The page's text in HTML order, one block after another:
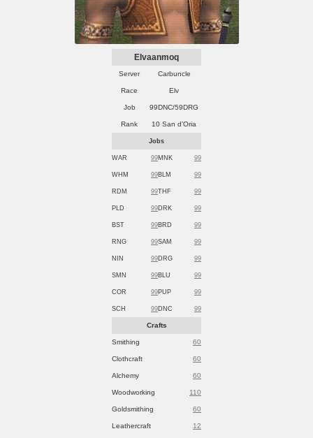
Elvaanmoq
Server Carbuncle
Race Elv
Job 99DNC/59DRG
Rank 10 San d'Oria
Jobs
WAR 99MNK 99
WHM 99BLM 99
RDM 99THF 99
PLD 99DRK 99
BST 99BRD 99
RNG 99SAM 99
NIN 99DRG 99
SMN 99BLU 99
COR 99PUP 99
SCH 99DNC 99
Crafts
Smithing 60
Clothcraft 60
Alchemy 60
Woodworking 110
Goldsmithing 60
Leathercraft 12